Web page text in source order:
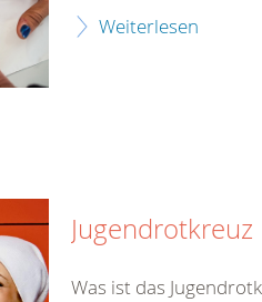
Weiterlesen
Jugendrotkreuz
Was ist das